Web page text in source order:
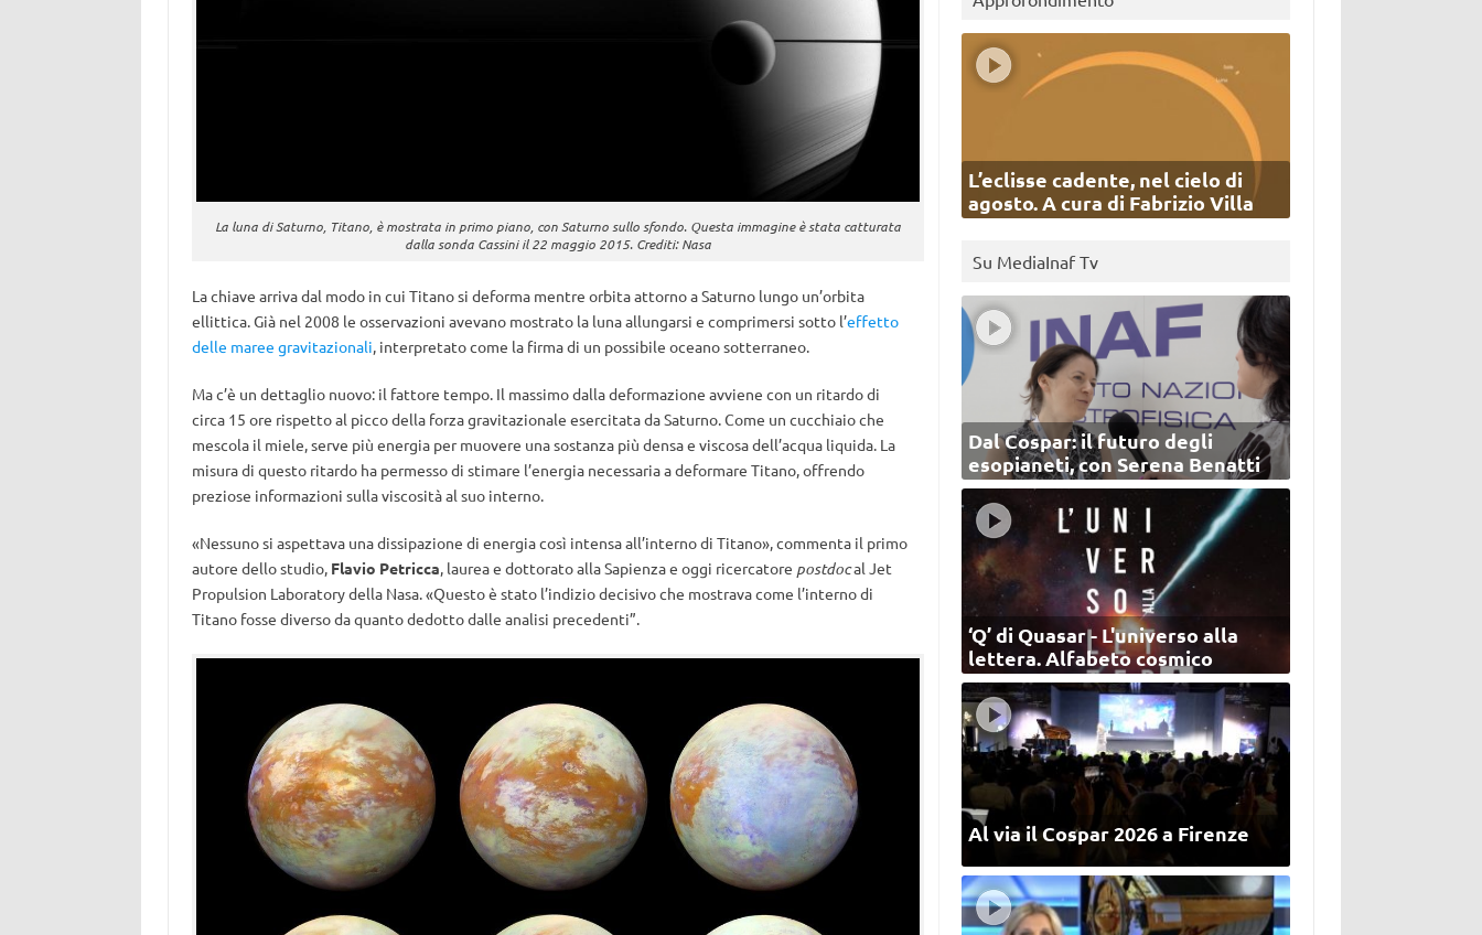
La luna di Saturno, Titano, è mostrata in primo piano, con Saturno sullo sfondo. Questa immagine è stata catturata
dalla sonda Cassini il 22 maggio 2015. Crediti: Nasa
La chiave arriva dal modo in cui Titano si deforma mentre orbita attorno a Saturno lungo un’orbita
ellittica. Già nel 2008 le osservazioni avevano mostrato la luna allungarsi e comprimersi sotto l’effetto
delle maree gravitazionali , interpretato come la firma di un possibile oceano sotterraneo.
Ma c’è un dettaglio nuovo: il fattore tempo. Il massimo dalla deformazione avviene con un ritardo di
circa 15 ore rispetto al picco della forza gravitazionale esercitata da Saturno. Come un cucchiaio che
mescola il miele, serve più energia per muovere una sostanza più densa e viscosa dell’acqua liquida. La
misura di questo ritardo ha permesso di stimare l’energia necessaria a deformare Titano, offrendo
preziose informazioni sulla viscosità al suo interno.
«Nessuno si aspettava una dissipazione di energia così intensa all’interno di Titano», commenta il primo
autore dello studio, Flavio Petricca , laurea e dottorato alla Sapienza e oggi ricercatore postdocal Jet
Propulsion Laboratory della Nasa. «Questo è stato l’indizio decisivo che mostrava come l’interno di
Titano fosse diverso da quanto dedotto dalle analisi precedenti”.
L’eclisse cadente, nel cielo di
agosto. A cura di Fabrizio Villa
Su MediaInaf Tv
Dal Cospar: il futuro degli
esopianeti, con Serena Benatti
‘Q’ di Quasar - L'universo alla
lettera. Alfabeto cosmico
Al via il Cospar 2026 a Firenze